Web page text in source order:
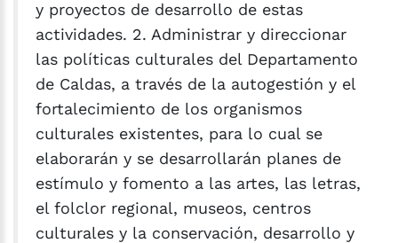
y proyectos de desarrollo de estas
actividades. 2. Administrar y direccionar
las políticas culturales del Departamento
de Caldas, a través de la autogestión y el
fortalecimiento de los organismos
culturales existentes, para lo cual se
elaborarán y se desarrollarán planes de
estímulo y fomento a las artes, las letras,
el folclor regional, museos, centros
culturales y la conservación, desarrollo y